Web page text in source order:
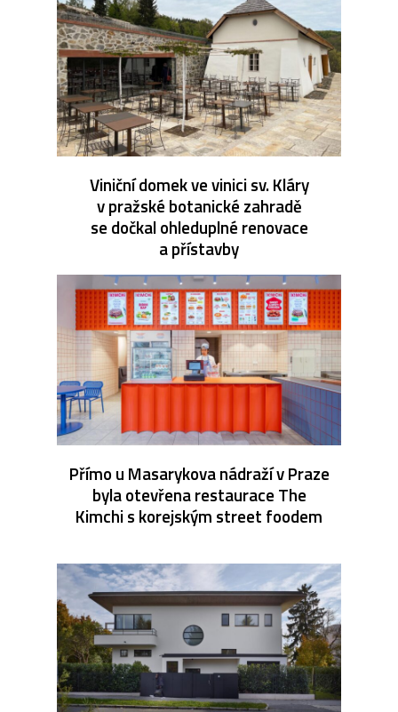
Viniční domek ve vinici sv. Kláry
v pražské botanické zahradě
se dočkal ohleduplné renovace
a přístavby
Přímo u Masarykova nádraží v Praze
byla otevřena restaurace The
Kimchi s korejským street foodem